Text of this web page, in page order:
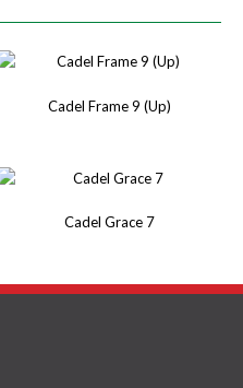
Cadel Frame 9 (Up)
Cadel Grace 7